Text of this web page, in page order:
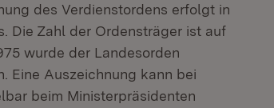
des Verdienstordens erfolgt in
Die Zahl der Ordensträger ist auf
wurde der Landesorden
Eine Auszeichnung kann bei
beim Ministerpräsidenten